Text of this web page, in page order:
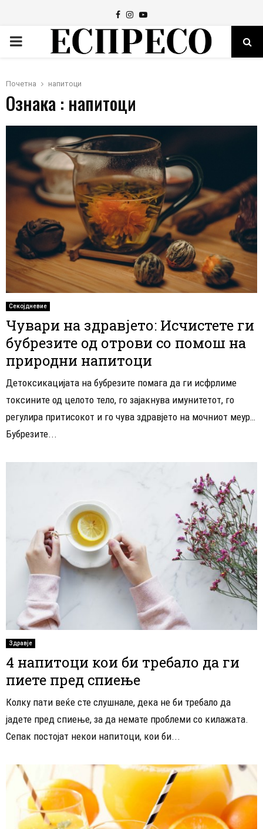
Facebook
Instagram
Youtube
PRIMARY
Почетна напитоци
Ознака : напитоци
Секојдневие
Чувари на здравјето: Исчистете ги
бубрезите од отрови со помош на
природни напитоци
Детоксикацијата на бубрезите помага да ги исфрлиме
токсините од целото тело, го зајакнува имунитетот, го
регулира притисокот и го чува здравјето на мочниот меур…
Бубрезите...
Здравје
4 напитоци кои би требало да ги
пиете пред спиење
Колку пати веќе сте слушнале, дека не би требало да
јадете пред спиење, за да немате проблеми со килажата.
Сепак постојат некои напитоци, кои би...